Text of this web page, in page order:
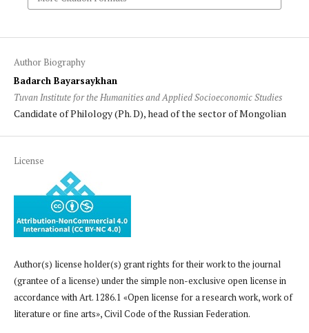
Author Biography
Badarch Bayarsaykhan
Tuvan Institute for the Humanities and Applied Socioeconomic Studies
Candidate of Philology (Ph. D), head of the sector of Mongolian
License
Author(s) license holder(s) grant rights for their work to the journal
(grantee of a license) under the simple non-exclusive open license in
accordance with Art. 1286.1 «Open license for a research work, work of
literature or fine arts», Civil Code of the Russian Federation.